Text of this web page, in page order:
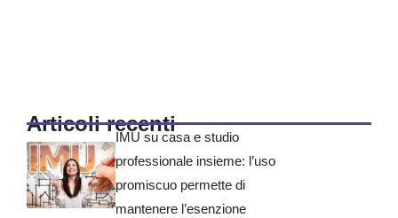
Articoli recenti
IMU su casa e studio
professionale insieme: l’uso
promiscuo permette di
mantenere l’esenzione